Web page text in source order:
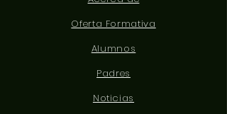
Oferta Formativa
Alumnos
Padres
Noticias